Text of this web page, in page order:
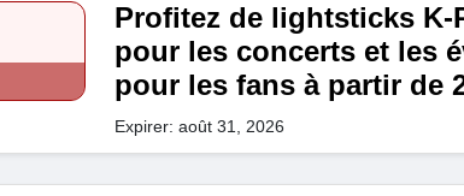
Profitez de lightsticks
pour les concerts et les
pour les fans à partir de
Expirer: août 31, 2026